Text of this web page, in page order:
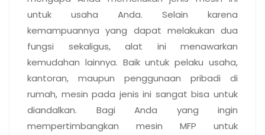
untuk usaha Anda. Selain karena
kemampuannya yang dapat melakukan dua
fungsi sekaligus, alat ini menawarkan
kemudahan lainnya. Baik untuk pelaku usaha,
kantoran, maupun penggunaan pribadi di
rumah, mesin pada jenis ini sangat bisa untuk
diandalkan. Bagi Anda yang ingin
mempertimbangkan mesin MFP untuk